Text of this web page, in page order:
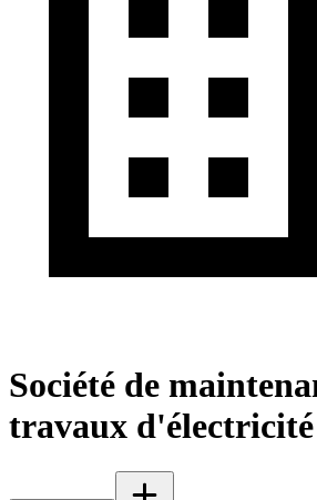
Société de
travaux